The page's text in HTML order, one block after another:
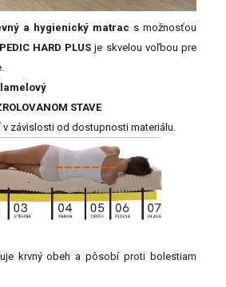
a hygienický matrac s možnosťou
HARD PLUS je skvelou voľbou pre
lamelový
STAVE
v závislosti od dostupnosti materiálu.
krvný obeh a pôsobí proti bolestiam